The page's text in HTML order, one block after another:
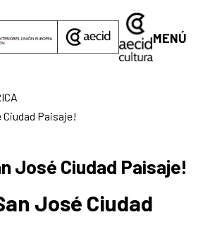
MENÚ
Ciudad Paisaje!
José Ciudad Paisaje!
José Ciudad